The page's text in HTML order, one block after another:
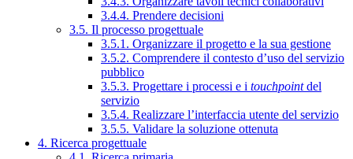
3.4.4. Prendere decisioni
3.5. Il processo progettuale
3.5.1. Organizzare il progetto e la sua gestione
3.5.2. Comprendere il contesto d’uso del servizio
pubblico
3.5.3. Progettare i processi e i touchpointdel
servizio
3.5.4. Realizzare l’interfaccia utente del servizio
3.5.5. Validare la soluzione ottenuta
4. Ricerca progettuale